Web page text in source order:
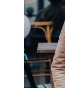
Značka:
Použitie:
Šport:
Kód: